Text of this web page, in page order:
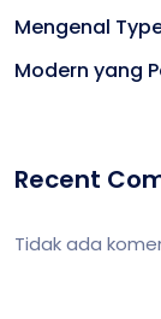
Mengenal
Modern yang
Recent
Tidak ada